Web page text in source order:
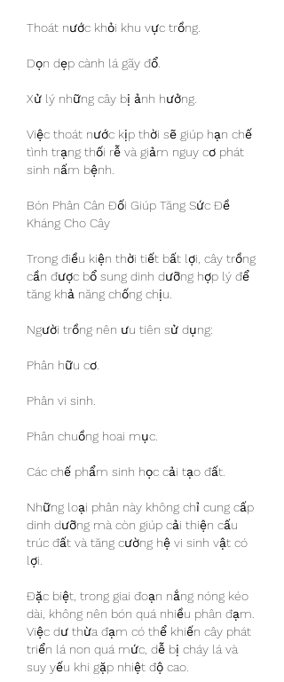
Thoát nước khỏi khu vực trồng.
Dọn dẹp cành lá gãy đổ.
Xử lý những cây bị ảnh hưởng.
Việc thoát nước kịp thời sẽ giúp hạn chế
tình trạng thối rễ và giảm nguy cơ phát
sinh nấm bệnh.
Bón Phân Cân Đối Giúp Tăng Sức Đề
Kháng Cho Cây
Trong điều kiện thời tiết bất lợi, cây trồng
cần được bổ sung dinh dưỡng hợp lý để
tăng khả năng chống chịu.
Người trồng nên ưu tiên sử dụng:
Phân hữu cơ.
Phân vi sinh.
Phân chuồng hoai mục.
Các chế phẩm sinh học cải tạo đất.
Những loại phân này không chỉ cung cấp
dinh dưỡng mà còn giúp cải thiện cấu
trúc đất và tăng cường hệ vi sinh vật có
lợi.
Đặc biệt, trong giai đoạn nắng nóng kéo
dài, không nên bón quá nhiều phân đạm.
Việc dư thừa đạm có thể khiến cây phát
triển lá non quá mức, dễ bị cháy lá và
suy yếu khi gặp nhiệt độ cao.